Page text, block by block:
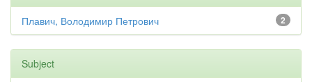
2
Плавич, Володимир Петрович
Subject